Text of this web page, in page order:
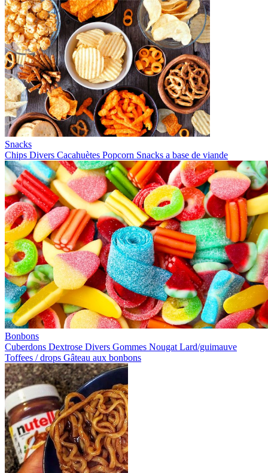
Snacks
Chips Divers Cacahuètes Popcorn Snacks a base de viande
Bonbons
Cuberdons Dextrose Divers Gommes Nougat Lard/guimauve
Toffees / drops Gâteau aux bonbons